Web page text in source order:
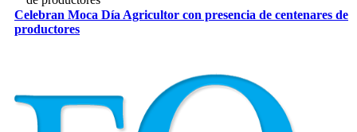
Celebran Moca Día Agricultor con presencia de centenares de
productores